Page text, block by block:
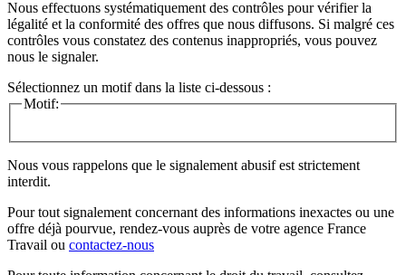
Nous effectuons systématiquement des contrôles pour vérifier la
légalité et la conformité des offres que nous diffusons. Si malgré ces
contrôles vous constatez des contenus inappropriés, vous pouvez
nous le signaler.
Sélectionnez un motif dans la liste ci-dessous :
Motif:
Nous vous rappelons que le signalement abusif est strictement
interdit.
Pour tout signalement concernant des informations inexactes ou une
offre déjà pourvue, rendez-vous auprès de votre agence France
Travail ou contactez-nous